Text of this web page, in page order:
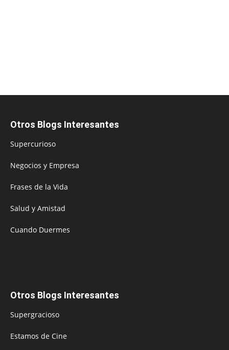
Otros Blogs Interesantes
Supercurioso
Negocios y Empresa
Frases de la Vida
Salud y Amistad
Cuando Duermes
Otros Blogs Interesantes
Supergracioso
Estamos de Cine